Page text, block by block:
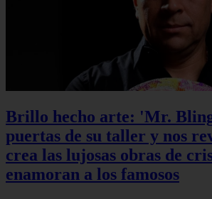
Brillo hecho arte: 'Mr.
puertas de su taller y nos
crea las lujosas obras de
enamoran a los famosos